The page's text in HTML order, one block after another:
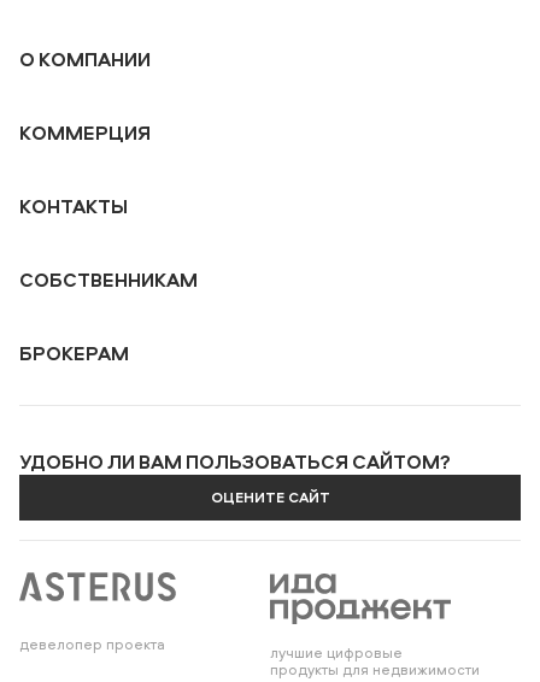
О КОМПАНИИ
КОММЕРЦИЯ
КОНТАКТЫ
СОБСТВЕННИКАМ
БРОКЕРАМ
УДОБНО ЛИ ВАМ ПОЛЬЗОВАТЬСЯ САЙТОМ?
ОЦЕНИТЕ САЙТ
девелопер проекта
лучшие цифровые
продукты для недвижимости